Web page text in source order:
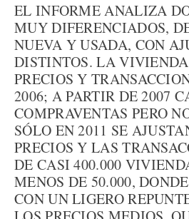
EL INFORME ANALIZA
MUY DIFERENCIADOS,
NUEVA Y USADA, CON
DISTINTOS. LA
PRECIOS Y
2006; A PARTIR DE 2007
COMPRAVENTAS PERO
SÓLO EN 2011 SE
PRECIOS Y LAS
DE CASI 400.000
MENOS DE 50.000,
CON UN LIGERO